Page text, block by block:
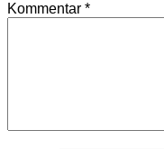
Kommentar *